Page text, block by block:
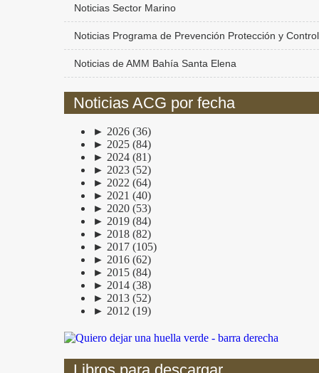
Noticias Sector Marino
Noticias Programa de Prevención Protección y Control
Noticias de AMM Bahía Santa Elena
Noticias ACG por fecha
► 2026 (36)
► 2025 (84)
► 2024 (81)
► 2023 (52)
► 2022 (64)
► 2021 (40)
► 2020 (53)
► 2019 (84)
► 2018 (82)
► 2017 (105)
► 2016 (62)
► 2015 (84)
► 2014 (38)
► 2013 (52)
► 2012 (19)